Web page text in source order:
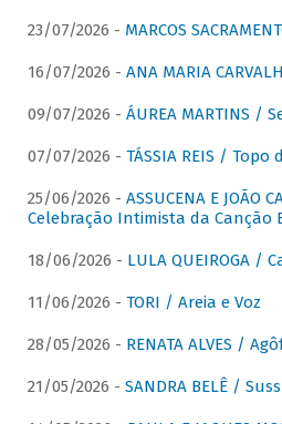
23/07/2026 - MARCOS
16/07/2026 - ANA MARIA
09/07/2026 - ÁUREA MARTINS /
07/07/2026 - TÁSSIA REIS / Topo
25/06/2026 - ASSUCENA E JOÃO
Celebração Intimista da Canção
18/06/2026 - LULA QUEIROGA /
11/06/2026 - TORI / Areia e Voz
28/05/2026 - RENATA ALVES /
21/05/2026 - SANDRA BELÊ /